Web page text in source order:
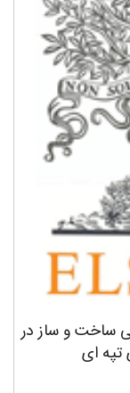
ساخت و ساز در
تپه ای